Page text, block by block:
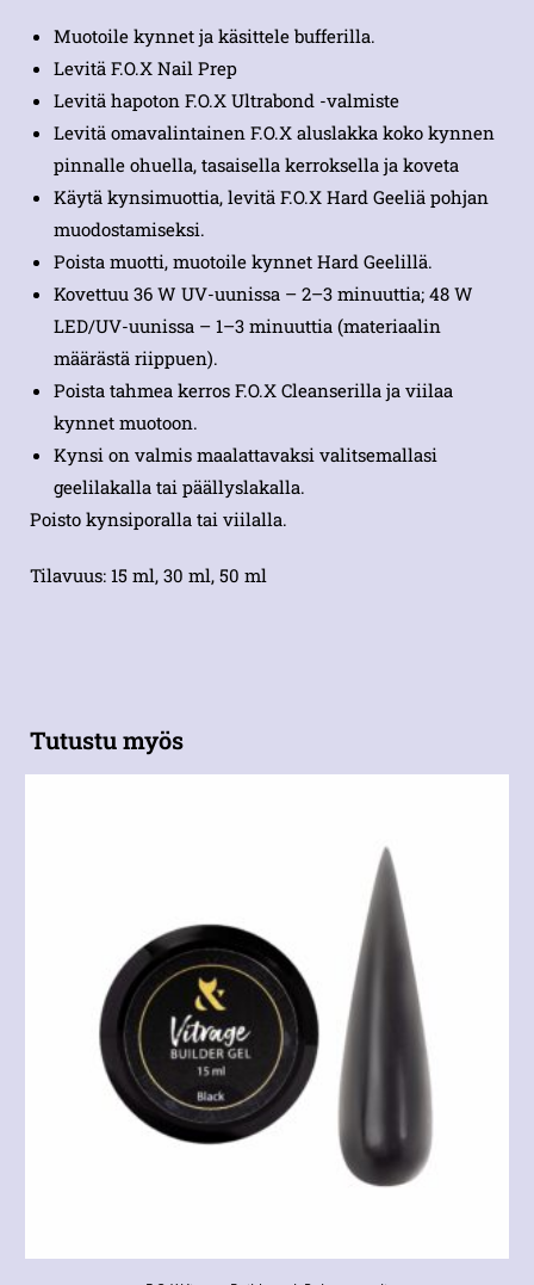
Muotoile kynnet ja käsittele bufferilla.
Levitä F.O.X Nail Prep
Levitä hapoton F.O.X Ultrabond -valmiste
Levitä omavalintainen F.O.X aluslakka koko kynnen
pinnalle ohuella, tasaisella kerroksella ja koveta
Käytä kynsimuottia, levitä F.O.X Hard Geeliä pohjan
muodostamiseksi.
Poista muotti, muotoile kynnet Hard Geelillä.
Kovettuu 36 W UV-uunissa – 2–3 minuuttia; 48 W
LED/UV-uunissa – 1–3 minuuttia (materiaalin
määrästä riippuen).
Poista tahmea kerros F.O.X Cleanserilla ja viilaa
kynnet muotoon.
Kynsi on valmis maalattavaksi valitsemallasi
geelilakalla tai päällyslakalla.
Poisto kynsiporalla tai viilalla.
Tilavuus: 15 ml, 30 ml, 50 ml
Tutustu myös